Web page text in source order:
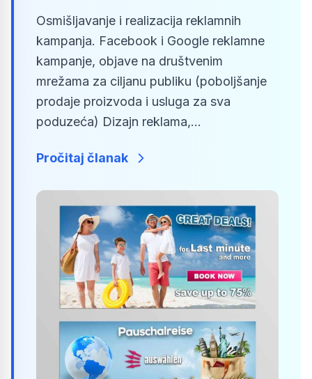
Osmišljavanje i realizacija reklamnih
kampanja. ‪‎Facebook‬ ‪i Google ‎reklamne‬
‪kampanje, objave na društvenim
mrežama za ciljanu publiku (poboljšanje
prodaje proizvoda i usluga za sva
poduzeća) Dizajn ‎reklama‬,...
Pročitaj članak